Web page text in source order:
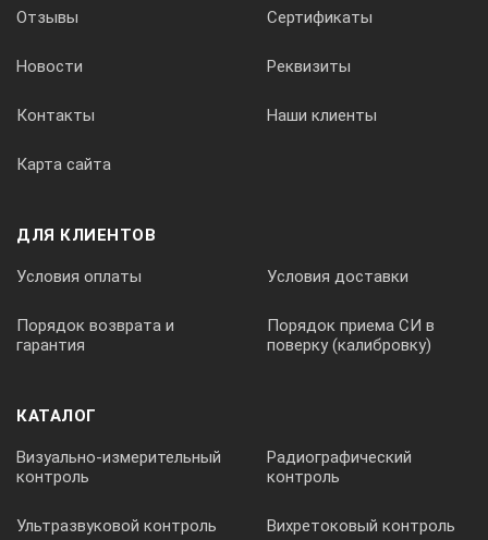
Отзывы Сертификаты
Новости Реквизиты
Контакты Наши клиенты
Карта сайта
ДЛЯ КЛИЕНТОВ
Условия оплаты Условия доставки
Порядок возврата и
гарантия
Порядок приема СИ в
поверку (калибровку)
КАТАЛОГ
Визуально-измерительный
контроль
Радиографический
контроль
Ультразвуковой контроль Вихретоковый контроль